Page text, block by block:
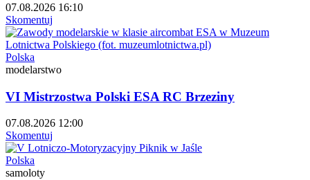
07.08.2026 16:10
Skomentuj
Polska
modelarstwo
VI Mistrzostwa Polski ESA RC Brzeziny
07.08.2026 12:00
Skomentuj
Polska
samoloty